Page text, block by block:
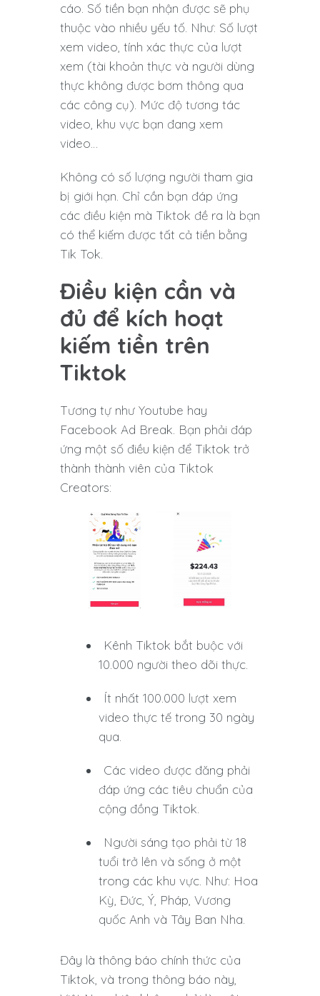
cáo. Số tiền bạn nhận được sẽ phụ
thuộc vào nhiều yếu tố. Như: Số lượt
xem video, tính xác thực của lượt
xem (tài khoản thực và người dùng
thực không được bơm thông qua
các công cụ). Mức độ tương tác
video, khu vực bạn đang xem
video…
Không có số lượng người tham gia
bị giới hạn. Chỉ cần bạn đáp ứng
các điều kiện mà Tiktok đề ra là bạn
có thể kiếm được tất cả tiền bằng
Tik Tok.
Điều kiện cần và
đủ để kích hoạt
kiếm tiền trên
Tiktok
Tương tự như Youtube hay
Facebook Ad Break. Bạn phải đáp
ứng một số điều kiện để Tiktok trở
thành thành viên của Tiktok
Creators:
Kênh Tiktok bắt buộc với
10.000 người theo dõi thực.
Ít nhất 100.000 lượt xem
video thực tế trong 30 ngày
qua.
Các video được đăng phải
đáp ứng các tiêu chuẩn của
cộng đồng Tiktok.
Người sáng tạo phải từ 18
tuổi trở lên và sống ở một
trong các khu vực. Như: Hoa
Kỳ, Đức, Ý, Pháp, Vương
quốc Anh và Tây Ban Nha.
Đây là thông báo chính thức của
Tiktok, và trong thông báo này,